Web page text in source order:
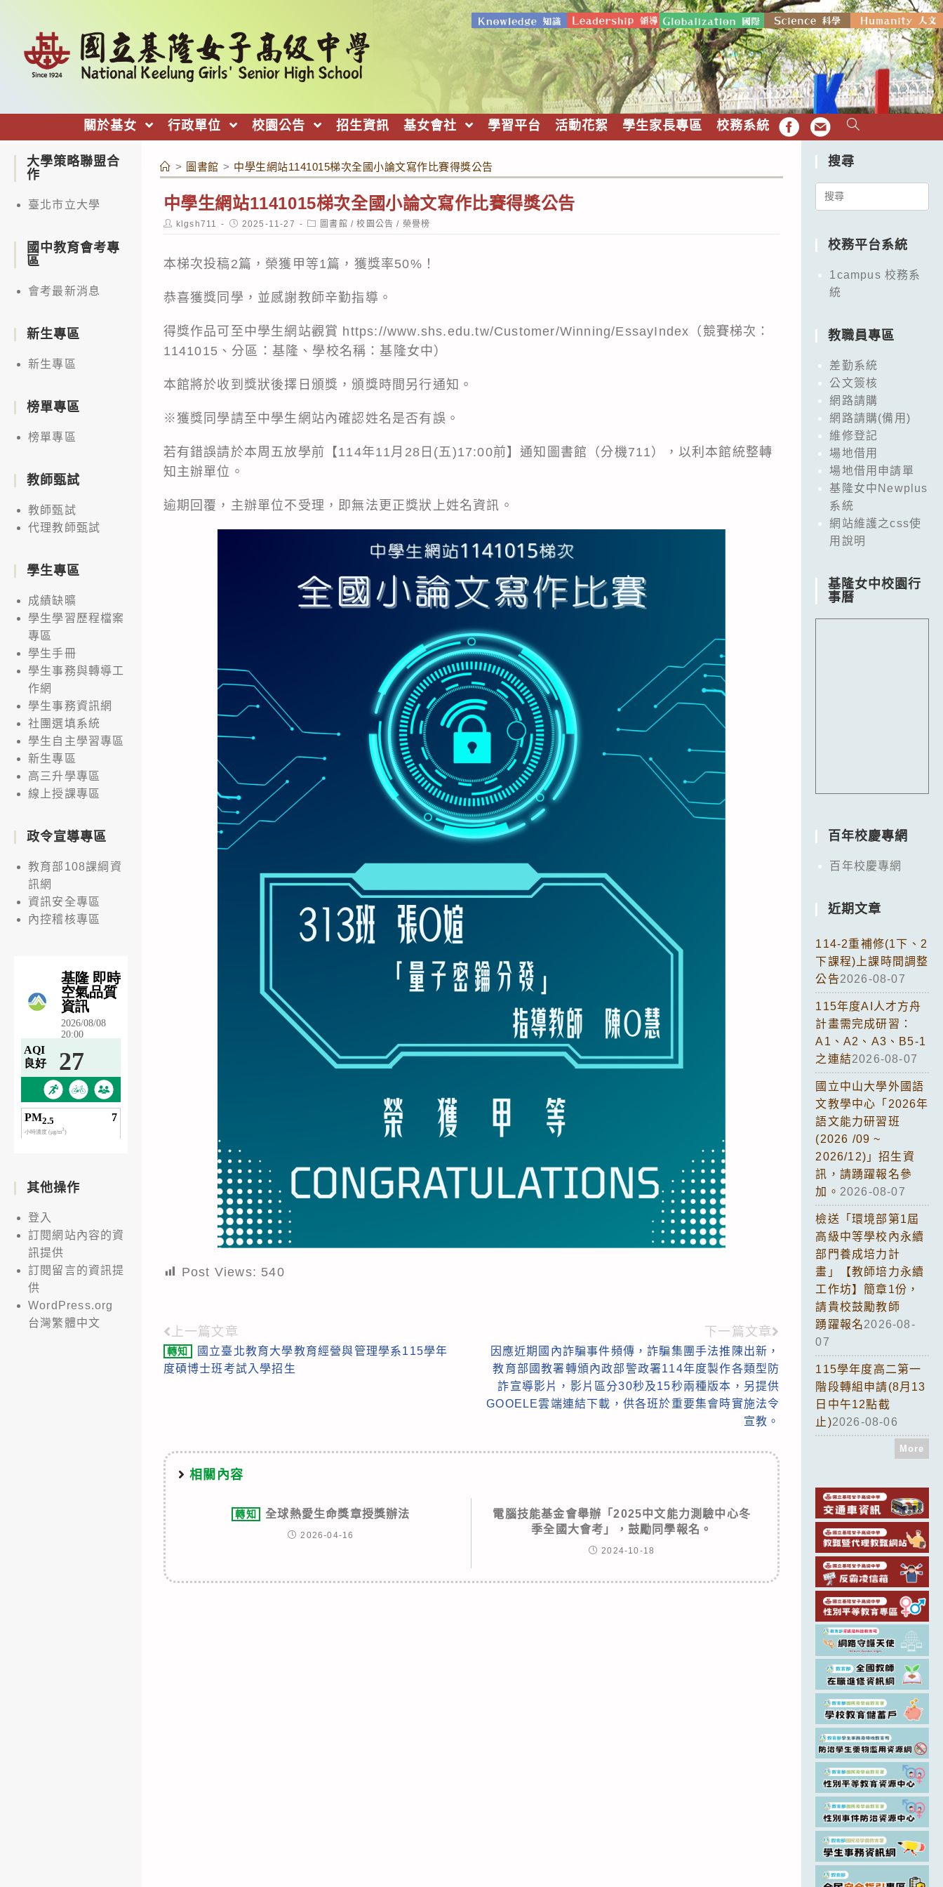
關於基女 行政單位 校園公告 招生資訊 基女會社 學習平台 活動花絮 學生家長專區 校務系統 FB EMAIL
> 圖書館 > 中學生網站1141015梯次全國小論文寫作比賽得獎公告
中學生網站1141015梯次全國小論文寫作比賽得獎公告
Post
author:
klgsh711
Post
published:
2025-11-27
Post
category:
圖書館 / 校園公告 / 榮譽榜
本梯次投稿2篇，榮獲甲等1篇，獲獎率50%！
恭喜獲獎同學，並感謝教師辛勤指導。
得獎作品可至中學生網站觀賞 https://www.shs.edu.tw/Customer/Winning/EssayIndex （競賽梯次：
1141015、分區：基隆、學校名稱：基隆女中）
本館將於收到獎狀後擇日頒獎，頒獎時間另行通知。
※獲獎同學請至中學生網站內確認姓名是否有誤。
若有錯誤請於本周五放學前【114年11月28日(五)17:00前】通知圖書館（分機711），以利本館統整轉
知主辦單位。
逾期回覆，主辦單位不受理，即無法更正獎狀上姓名資訊。
Post Views: 540
Read
more
上一篇文章
轉知
國立臺北教育大學教育經營與管理學系115學年
度碩博士班考試入學招生
下一篇文章
因應近期國內詐騙事件頻傳，詐騙集團手法推陳出新，
教育部國教署轉頒內政部警政署114年度製作各類型防
詐宣導影片，影片區分30秒及15秒兩種版本，另提供
GOOELE雲端連結下載，供各班於重要集會時實施法令
宣教。
相關內容
轉知 全球熱愛生命獎章授獎辦法
2026-04-16
電腦技能基金會舉辦「2025中文能力測驗中心冬
季全國大會考」，鼓勵同學報名。
2024-10-18
大學策略聯盟合
作
臺北市立大學
國中教育會考專
區
會考最新消息
新生專區
新生專區
榜單專區
榜單專區
教師甄試
教師甄試
代理教師甄試
學生專區
成績缺曠
學生學習歷程檔案
專區
學生手冊
學生事務與轉導工
作網
學生事務資訊網
社團選填系統
學生自主學習專區
新生專區
高三升學專區
線上授課專區
政令宣導專區
教育部108課綱資
訊網
資訊安全專區
內控稽核專區
其他操作
登入
訂閱網站內容的資
訊提供
訂閱留言的資訊提
供
WordPress.org
台灣繁體中文
搜尋
Search
校務平台系統
1campus 校務系
統
教職員專區
差勤系統
公文簽核
網路請購
網路請購(備用)
維修登記
場地借用
場地借用申請單
基隆女中Newplus
系統
網站維護之css使
用說明
基隆女中校園行
事曆
百年校慶專網
百年校慶專網
近期文章
114-2重補修(1下、2
下課程)上課時間調整
公告2026-08-07
115年度AI人才方舟
計畫需完成研習：
A1、A2、A3、B5-1
之連結2026-08-07
國立中山大學外國語
文教學中心「2026年
語文能力研習班
(2026 /09 ~
2026/12)」招生資
訊，請踴躍報名參
加。 2026-08-07
檢送「環境部第1屆
高級中等學校內永續
部門養成培力計
畫」【教師培力永續
工作坊】簡章1份，
請貴校鼓勵教師
踴躍報名2026-08-
07
115學年度高二第一
階段轉組申請(8月13
日中午12點截
止)2026-08-06
More